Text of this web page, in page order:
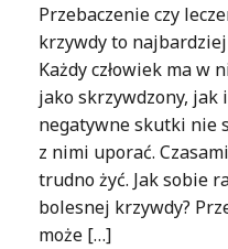
Przebaczenie czy
krzywdy to
Każdy człowiek ma w
jako skrzywdzony, jak
negatywne skutki nie
z nimi uporać.
trudno żyć. Jak sobie
bolesnej krzywdy?
może […]